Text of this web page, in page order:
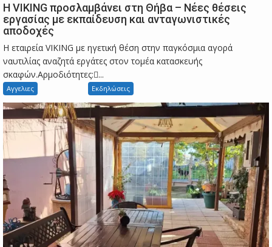
Η VIKING προσλαμβάνει στη Θήβα – Νέες θέσεις
εργασίας με εκπαίδευση και ανταγωνιστικές
αποδοχές
Η εταιρεία VIKING με ηγετική θέση στην παγκόσμια αγορά
ναυτιλίας αναζητά εργάτες στον τομέα κατασκευής
σκαφών.Αρμοδιότητες:...
Αγγελιες Εκδηλώσεις